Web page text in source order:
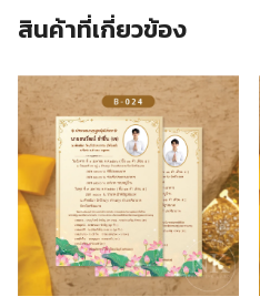
สินค้าที่เกี่ยวข้อง